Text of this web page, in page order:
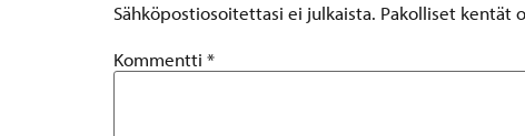
Sähköpostiosoitettasi ei julkaista. Pakolliset kentät
Kommentti *